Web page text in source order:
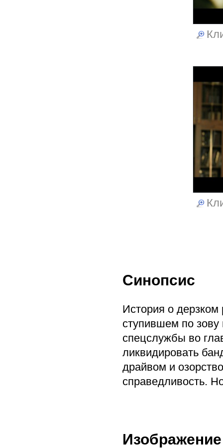
Синопсис
История о дерзком
cтупившем по зову
спецслужбы во
ликвидировать
драйвом и
справедливость.
Изображение